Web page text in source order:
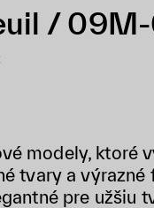
/
modely, ktoré
tvary a výrazné
pre užšiu